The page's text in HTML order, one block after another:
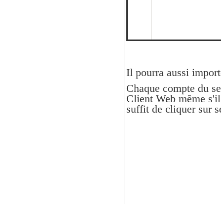
Il pourra aussi
Chaque compte du
Client Web même
suffit de cliquer sur